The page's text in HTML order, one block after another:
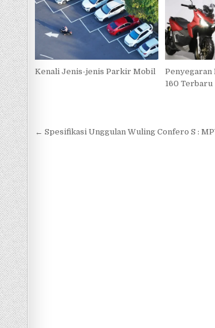
Kenali Jenis-jenis Parkir Mobil
Penyegaran
160 Terbaru
Navigasi
← Spesifikasi Unggulan Wuling Confero S :